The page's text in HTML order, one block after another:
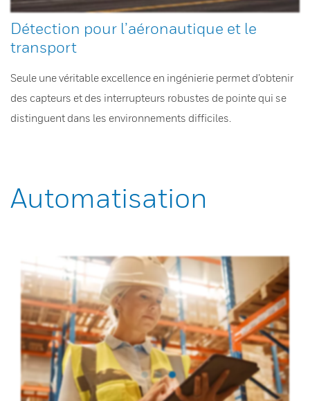
Détection pour l’aéronautique et le
transport
Seule une véritable excellence en ingénierie permet d’obtenir
des capteurs et des interrupteurs robustes de pointe qui se
distinguent dans les environnements difficiles.
Automatisation